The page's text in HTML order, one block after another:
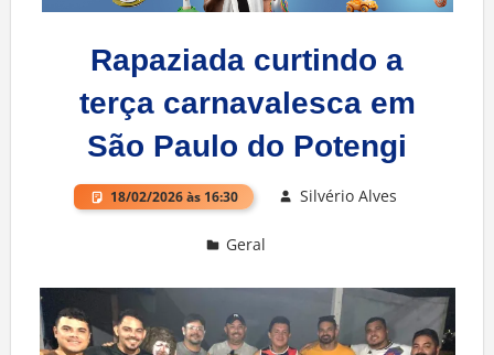
Rapaziada curtindo a
terça carnavalesca em
São Paulo do Potengi
18/02/2026 às 16:30 Silvério Alves
Geral